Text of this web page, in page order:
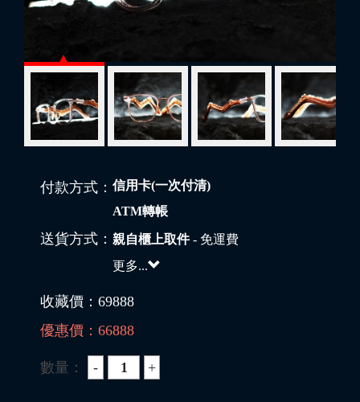
付款方式： 信用卡(一次付清)
ATM轉帳
送貨方式： 親自櫃上取件- 免運費
更多...
收藏價： 69888
優惠價： 66888
數量：